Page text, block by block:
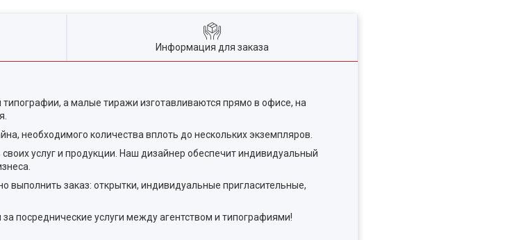
Информация для заказа
а малые тиражи изготавливаются прямо в офисе, на
необходимого количества вплоть до нескольких экземпляров.
услуг и продукции. Наш дизайнер обеспечит индивидуальный
заказ: открытки, индивидуальные пригласительные,
посреднические услуги между агентством и типографиями!